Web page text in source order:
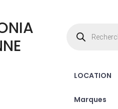
produits
LOCATION
Marques